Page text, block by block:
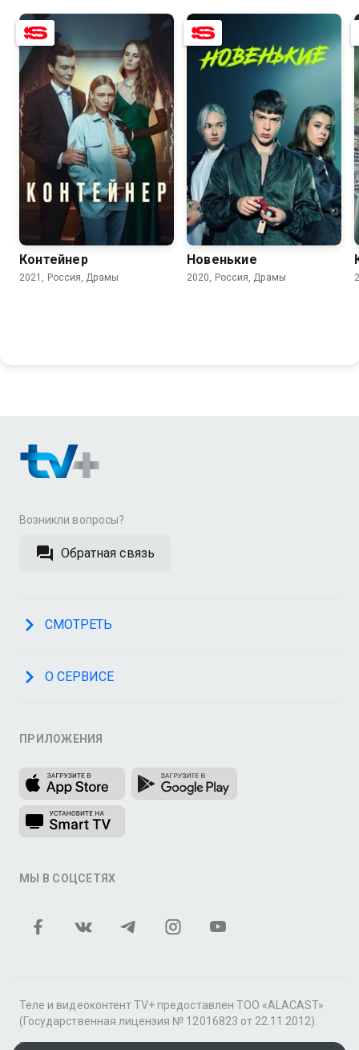
6.7
Контейнер
2021, Россия, Драмы
7.2 5.1
Новенькие
2020, Россия, Драмы
Возникли вопросы?
Обратная связь
СМОТРЕТЬ
О СЕРВИСЕ
ПРИЛОЖЕНИЯ
МЫ В СОЦСЕТЯХ
Теле и видеоконтент TV+ предоставлен ТОО «ALACAST»
(Государственная лицензия № 12016823 от 22.11.2012).
В рамках услуги «Видео по подписке» для «Пакета